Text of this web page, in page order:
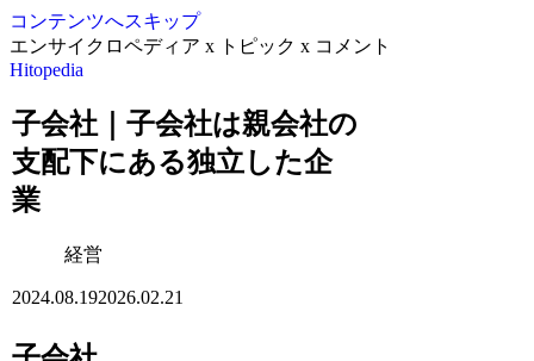
コンテンツへスキップ
エンサイクロペディア x トピック x コメント
Hitopedia
子会社｜子会社は親会社の
支配下にある独立した企
業
経営
2024.08.192026.02.21